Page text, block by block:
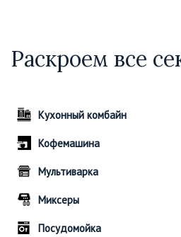
Раскроем все
Кухонный комбайн
Кофемашина
Мультиварка
Миксеры
Посудомойка